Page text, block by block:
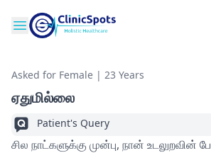
Asked for Female | 23 Years
ஏதுமில்லை
Patient's Query
சில நாட்களுக்கு முன்பு, நான் உடலுறவின்